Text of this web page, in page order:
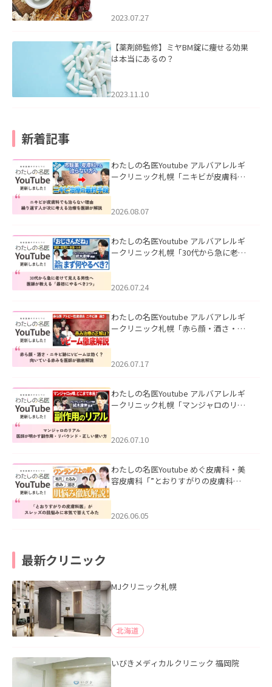
2023.07.27
【薬剤師監修】ミヤBM錠に痩せる効果
は本当にあるの？
2023.11.10
新着記事
わたしの名医Youtube アルバアレルギ
ークリニック札幌「ニキビが皮膚科で
ました。
2026.08.07
わたしの名医Youtube アルバアレルギ
ークリニック札幌「30代から急に老け
た。
2026.07.24
わたしの名医Youtube アルバアレルギ
ークリニック札幌「赤ら顔・酒さ・ニ
した。
2026.07.17
わたしの名医Youtube アルバアレルギ
ークリニック札幌「マンジャロのリア
た。
2026.07.10
わたしの名医Youtube めぐ皮膚科・美
容皮膚科「”とおりすがりの皮膚科
2026.06.05
最新クリニック
MJクリニック札幌
北海道
いびきメディカルクリニック 福岡院